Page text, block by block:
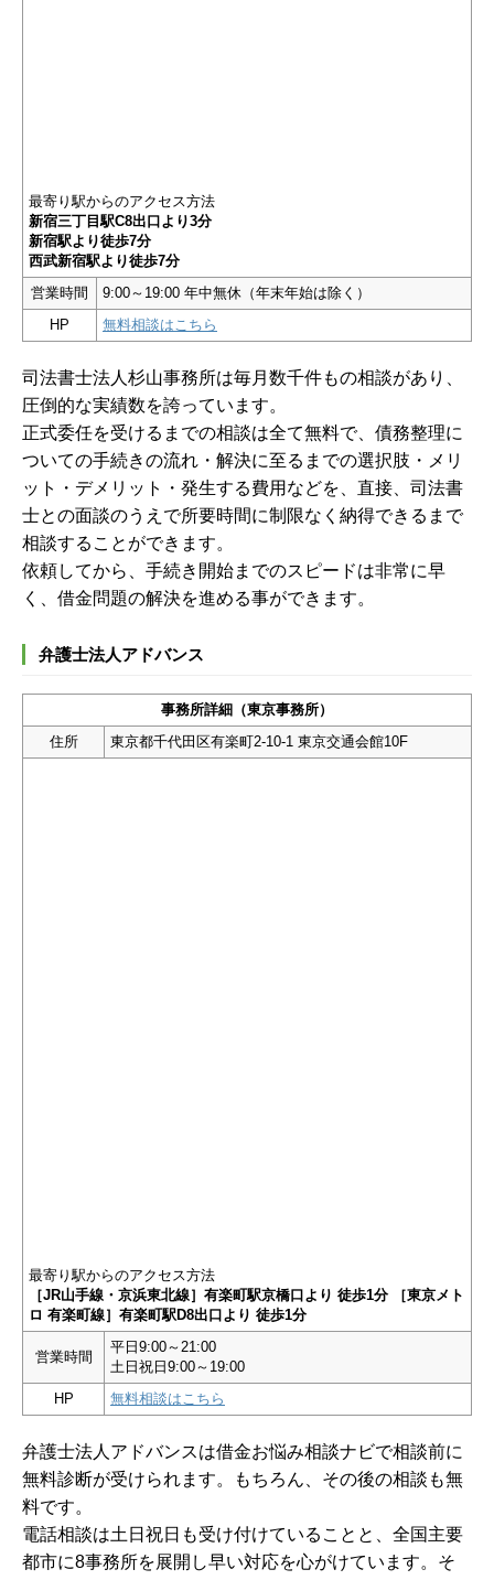
最寄り駅からのアクセス方法
新宿三丁目駅C8出口より3分
新宿駅より徒歩7分
西武新宿駅より徒歩7分
営業時間
9:00～19:00 年中無休（年末年始は除く）
HP
無料相談はこちら
司法書士法人杉山事務所は毎月数千件もの相談があり、
圧倒的な実績数を誇っています。
正式委任を受けるまでの相談は全て無料で、債務整理に
ついての手続きの流れ・解決に至るまでの選択肢・メリ
ット・デメリット・発生する費用などを、直接、司法書
士との面談のうえで所要時間に制限なく納得できるまで
相談することができます。
依頼してから、手続き開始までのスピードは非常に早
く、借金問題の解決を進める事ができます。
弁護士法人アドバンス
事務所詳細（東京事務所）
住所
東京都千代田区有楽町2-10-1 東京交通会館10F
最寄り駅からのアクセス方法
［JR山手線・京浜東北線］有楽町駅京橋口より 徒歩1分 ［東京メト
ロ 有楽町線］有楽町駅D8出口より 徒歩1分
営業時間
平日9:00～21:00
土日祝日9:00～19:00
HP
無料相談はこちら
弁護士法人アドバンスは借金お悩み相談ナビで相談前に
無料診断が受けられます。もちろん、その後の相談も無
料です。
電話相談は土日祝日も受け付けていることと、全国主要
都市に8事務所を展開し早い対応を心がけています。そ